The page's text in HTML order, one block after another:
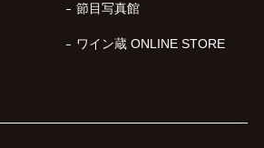
節目写真館
ワイン蔵 ONLINE STORE